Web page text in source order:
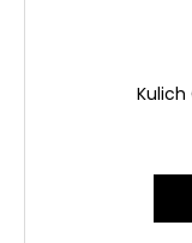
Kulich